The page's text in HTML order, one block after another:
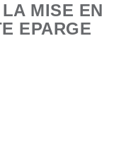
MISE EN
EPARGE